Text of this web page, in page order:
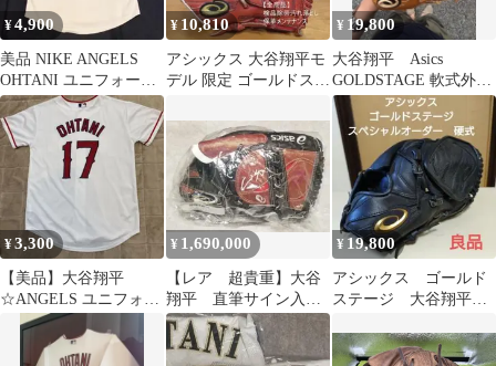
¥4,900
美品 NIKE ANGELS
OHTANI ユニフォーム
KIDS 大谷翔平
¥ 10,810
アシックス 大谷翔平モ
デル 限定 ゴールドステ
式グローブ
¥ 19,800
大谷翔平 Asics
GOLDSTAGE 軟式外野
用グローブ
¥3,300
【美品】大谷翔平
☆ANGELS ユニフォー
ム YOUTH M-M-M-
¥ 1,690,000
【レア 超貴重】大谷
翔平 直筆サイン入り
グローブ
MLB•FANATICS認証
¥ 19,800
アシックス ゴールド
ステージ 大谷翔平モ
式用グローブ 良品